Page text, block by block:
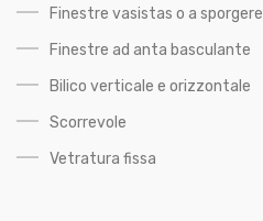
Finestre vasistas o a sporgere
Finestre ad anta basculante
Bilico verticale e orizzontale
Scorrevole
Vetratura fissa